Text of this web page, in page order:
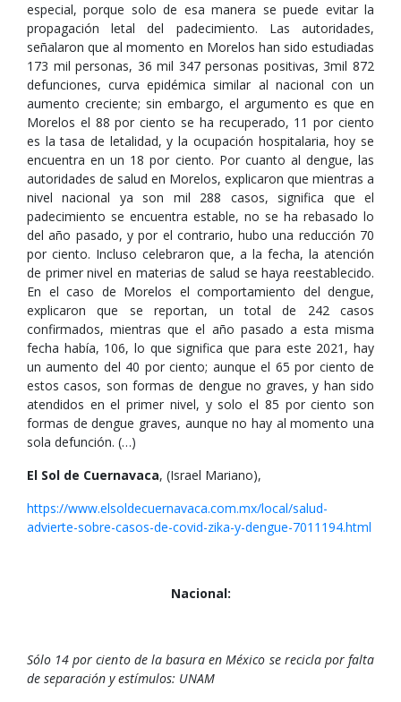
especial, porque solo de esa manera se puede evitar la
propagación letal del padecimiento. Las autoridades,
señalaron que al momento en Morelos han sido estudiadas
173 mil personas, 36 mil 347 personas positivas, 3mil 872
defunciones, curva epidémica similar al nacional con un
aumento creciente; sin embargo, el argumento es que en
Morelos el 88 por ciento se ha recuperado, 11 por ciento
es la tasa de letalidad, y la ocupación hospitalaria, hoy se
encuentra en un 18 por ciento. Por cuanto al dengue, las
autoridades de salud en Morelos, explicaron que mientras a
nivel nacional ya son mil 288 casos, significa que el
padecimiento se encuentra estable, no se ha rebasado lo
del año pasado, y por el contrario, hubo una reducción 70
por ciento. Incluso celebraron que, a la fecha, la atención
de primer nivel en materias de salud se haya reestablecido.
En el caso de Morelos el comportamiento del dengue,
explicaron que se reportan, un total de 242 casos
confirmados, mientras que el año pasado a esta misma
fecha había, 106, lo que significa que para este 2021, hay
un aumento del 40 por ciento; aunque el 65 por ciento de
estos casos, son formas de dengue no graves, y han sido
atendidos en el primer nivel, y solo el 85 por ciento son
formas de dengue graves, aunque no hay al momento una
sola defunción. (…)
El Sol de Cuernavaca, (Israel Mariano),
https://www.elsoldecuernavaca.com.mx/local/salud-
advierte-sobre-casos-de-covid-zika-y-dengue-7011194.html
Nacional:
Sólo 14 por ciento de la basura en México se recicla por falta
de separación y estímulos: UNAM